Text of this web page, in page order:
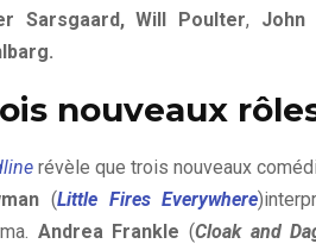
Sarsgaard, Will Poulter, John
nouveaux
révèle que trois nouveaux
(Little Fires Everywhere
Andrea Frankle (Cloak and